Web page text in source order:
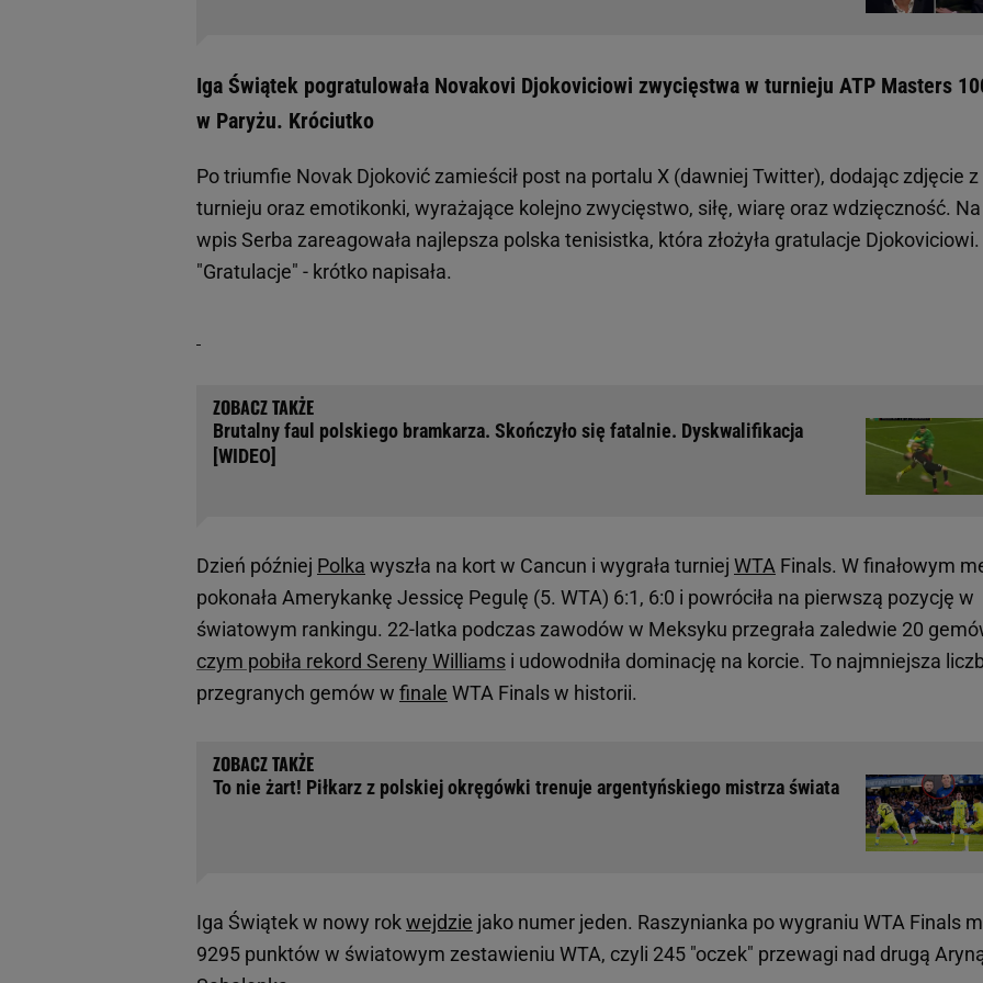
Iga Świątek pogratulowała Novakovi Djokoviciowi zwycięstwa w turnieju ATP Masters
w Paryżu. Króciutko
Po triumfie Novak Djoković zamieścił post na portalu X (dawniej Twitter), dodając zdjęcie z
turnieju oraz emotikonki, wyrażające kolejno zwycięstwo, siłę, wiarę oraz wdzięczność. Na
wpis Serba zareagowała najlepsza polska tenisistka, która złożyła gratulacje Djokoviciowi.
"Gratulacje" - krótko napisała.
Brutalny faul polskiego bramkarza. Skończyło się fatalnie. Dyskwalifikacja
[WIDEO]
Dzień później Polka wyszła na kort w Cancun i wygrała turniej WTA Finals. W finałowym
pokonała Amerykankę Jessicę Pegulę (5. WTA) 6:1, 6:0 i powróciła na pierwszą pozycję w
światowym rankingu. 22-latka podczas zawodów w Meksyku przegrała zaledwie 20
czym pobiła rekord Sereny Williams i udowodniła dominację na korcie. To najmniejsza
przegranych gemów w finale WTA Finals w historii.
To nie żart! Piłkarz z polskiej okręgówki trenuje argentyńskiego mistrza świata
Iga Świątek w nowy rokwejdzie jako numer jeden. Raszynianka po wygraniu WTA Finals
9295 punktów w światowym zestawieniu WTA, czyli 245 "oczek" przewagi nad drugą